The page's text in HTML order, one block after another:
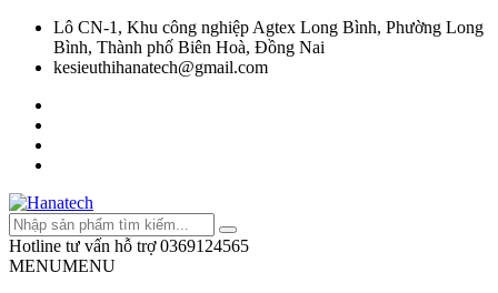
Lô CN-1, Khu công nghiệp Agtex Long Bình, Phường Long
Bình, Thành phố Biên Hoà, Đồng Nai
kesieuthihanatech@gmail.com
Hotline tư vấn hỗ trợ 0369124565
MENUMENU